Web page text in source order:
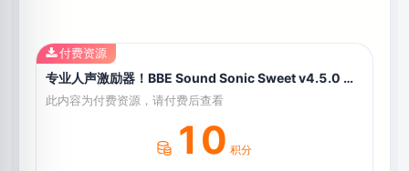
专业人声激励器！BBE Sound Sonic Sweet v4.5.0 WIN版
此内容为付费资源，请付费后查看
10 积分
付费资源